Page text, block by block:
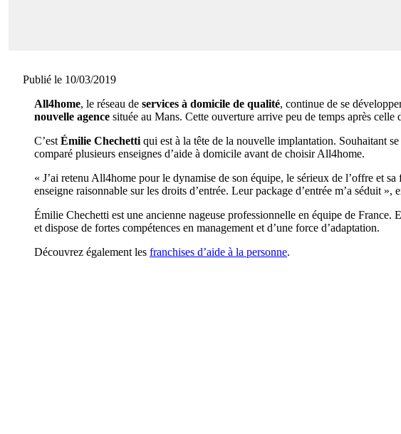
Publié le 10/03/2019
All4home, le réseau de services à domicile de qualité, continue de se
nouvelle agence située au Mans. Cette ouverture arrive peu de temps après celle
C’est Émilie Chechetti qui est à la tête de la nouvelle implantation. Souhaitant
comparé plusieurs enseignes d’aide à domicile avant de choisir All4home.
« J’ai retenu All4home pour le dynamise de son équipe, le sérieux de l’offre et sa
enseigne raisonnable sur les droits d’entrée. Leur package d’entrée m’a séduit »,
Émilie Chechetti est une ancienne nageuse professionnelle en équipe de France.
et dispose de fortes compétences en management et d’une force d’adaptation.
Découvrez également les franchises d’aide à la personne.